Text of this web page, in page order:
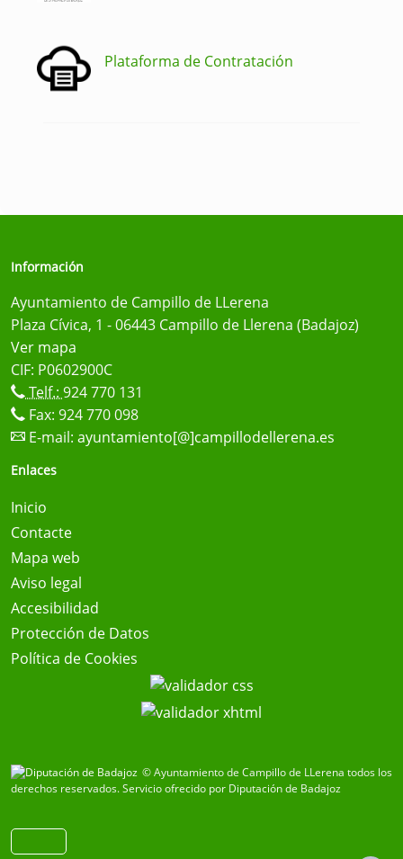
Plataforma de Contratación
Información
Ayuntamiento de Campillo de LLerena
Plaza Cívica, 1 - 06443 Campillo de Llerena (Badajoz)
Ver mapa
CIF: P0602900C
Telf.: 924 770 131
Fax: 924 770 098
E-mail: ayuntamiento[@]campillodellerena.es
Enlaces
Inicio
Contacte
Mapa web
Aviso legal
Accesibilidad
Protección de Datos
Política de Cookies
© Ayuntamiento de Campillo de LLerena todos los
derechos reservados.Servicio ofrecido por Diputación de Badajoz